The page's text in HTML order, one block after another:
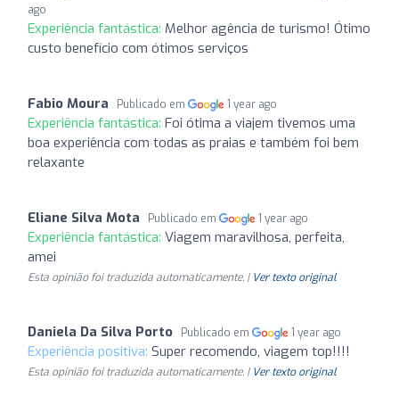
ago
Experiência fantástica: Melhor agência de turismo! Ótimo
custo benefício com ótimos serviços
Fabio Moura Publicado em 1 year ago
Experiência fantástica: Foi ótima a viajem tivemos uma
boa experiência com todas as praias e também foi bem
relaxante
Eliane Silva Mota Publicado em 1 year ago
Experiência fantástica: Viagem maravilhosa, perfeita,
amei
Esta opinião foi traduzida automaticamente. | Ver texto original
Daniela Da Silva Porto Publicado em 1 year ago
Experiência positiva: Super recomendo, viagem top!!!!
Esta opinião foi traduzida automaticamente. | Ver texto original